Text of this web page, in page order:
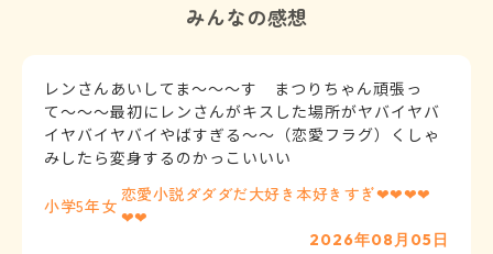
みんなの感想
レンさんあいしてま〜〜〜す まつりちゃん頑張っ
て〜〜〜最初にレンさんがキスした場所がヤバイヤバ
イヤバイヤバイやばすぎる〜〜（恋愛フラグ）くしゃ
小学5年女
恋愛小説ダダダだ大好き本好きすぎ❤❤❤❤
❤❤
2026年08月05日